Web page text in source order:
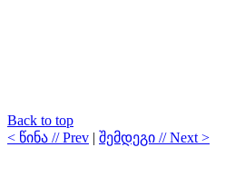
Back to top
< წინა // Prev | შემდეგი // Next >